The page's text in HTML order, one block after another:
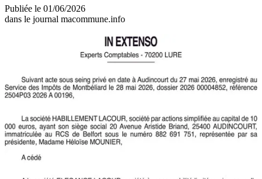
Publiée le 01/06/2026
dans le journal macommune.info